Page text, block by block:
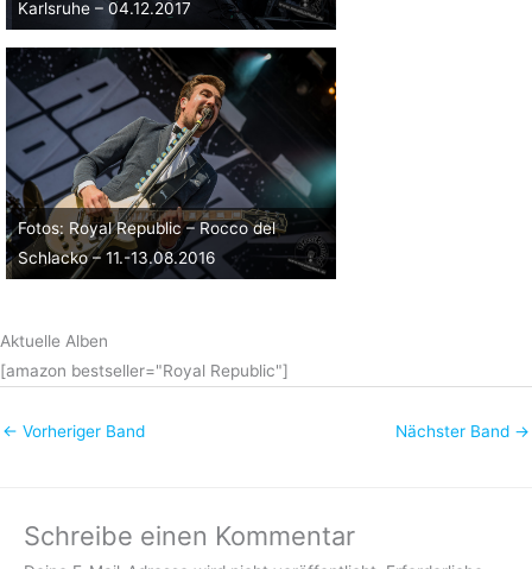
Karlsruhe – 04.12.2017
Fotos: Royal Republic – Rocco del
Schlacko – 11.-13.08.2016
Aktuelle Alben
[amazon bestseller="Royal Republic"]
← Vorheriger Band Nächster Band →
Schreibe einen Kommentar